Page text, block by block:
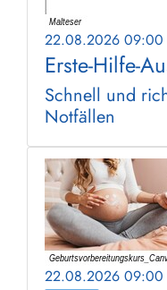
22.08.2026 09:00
Erste-Hilfe-
Schnell und
Notfällen
22.08.2026 09:00